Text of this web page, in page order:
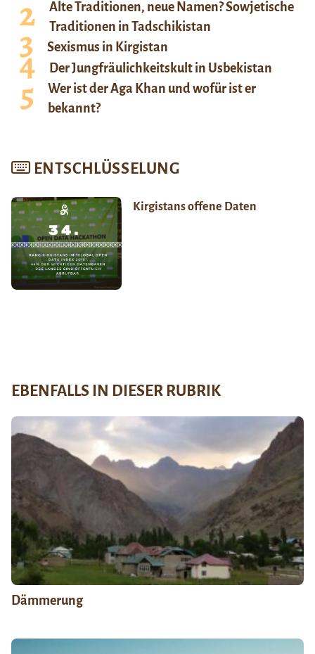
Alte Traditionen, neue Namen? Sowjetische
Traditionen in Tadschikistan
Sexismus in Kirgistan
Der Jungfräulichkeitskult in Usbekistan
Wer ist der Aga Khan und wofür ist er
bekannt?
ENTSCHLÜSSELUNG
Kirgistans offene Daten
EBENFALLS IN DIESER RUBRIK
Dämmerung